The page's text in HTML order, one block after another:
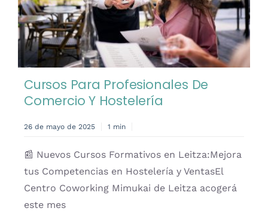
Cursos Para Profesionales De
Comercio Y Hostelería
26 de mayo de 2025 1 min
📰 Nuevos Cursos Formativos en Leitza:Mejora
tus Competencias en Hostelería y VentasEl
Centro Coworking Mimukai de Leitza acogerá
este mes